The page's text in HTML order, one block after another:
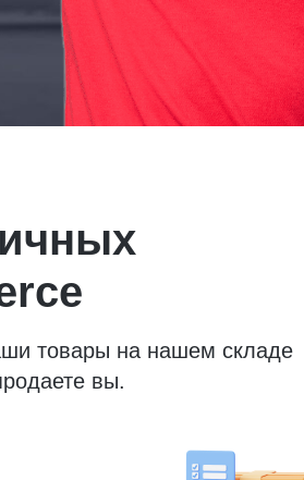
товары на нашем складе
вы.